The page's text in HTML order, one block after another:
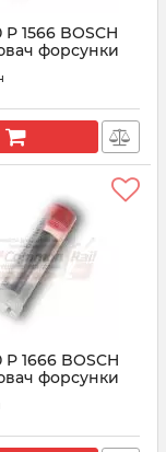
P 1566 BOSCH
форсунки
P 1666 BOSCH
форсунки